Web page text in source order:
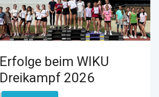
Erfolge beim WIKU
Dreikampf 2026